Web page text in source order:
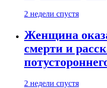
2 недели спустя
Женщина
смерти и
2 недели спустя